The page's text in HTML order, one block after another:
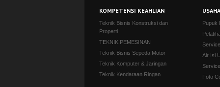
KOMPETENSI KEAHLIAN
Teknik Bisnis Konstruksi dan
Properti
TEKNIK PEMESINAN
Teknik Bisnis Sepeda Motor
Teknik Komputer & Jaringan
Teknik Kendaraan Ringan
Pupuk
Air Isi
Foto